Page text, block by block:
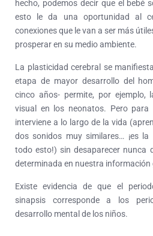
hecho, podemos decir que el bebé
esto le da una oportunidad al
conexiones que le van a ser más
prosperar en su medio ambiente.
La plasticidad cerebral se
etapa de mayor desarrollo del
cinco años- permite, por ejemplo,
visual en los neonatos. Pero para
interviene a lo largo de la vida
dos sonidos muy similares… ¡es
todo esto!) sin desaparecer nunca
determinada en nuestra información
Existe evidencia de que el
sinapsis corresponde a los
desarrollo mental de los niños.